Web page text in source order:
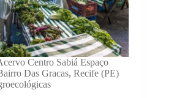
Centro Sabiá Espaço
Das Gracas, Recife (PE)